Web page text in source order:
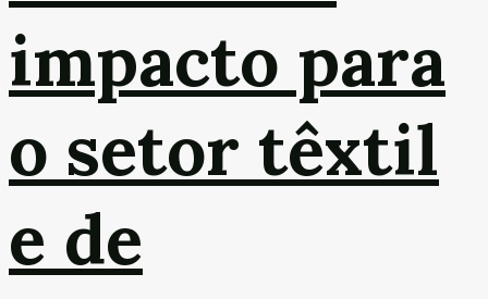
impacto para
o setor têxtil
e de